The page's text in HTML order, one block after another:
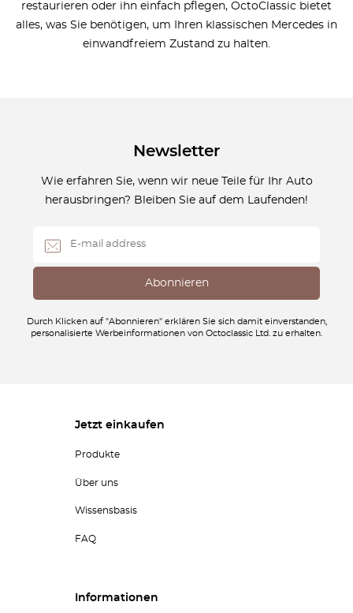
restaurieren oder ihn einfach pflegen, OctoClassic bietet
alles, was Sie benötigen, um Ihren klassischen Mercedes in
einwandfreiem Zustand zu halten.
Newsletter
Wie erfahren Sie, wenn wir neue Teile für Ihr Auto
herausbringen? Bleiben Sie auf dem Laufenden!
Durch Klicken auf "Abonnieren" erklären Sie sich damit einverstanden,
personalisierte Werbeinformationen von Octoclassic Ltd. zu erhalten.
Jetzt einkaufen
Produkte
Über uns
Wissensbasis
FAQ
Informationen